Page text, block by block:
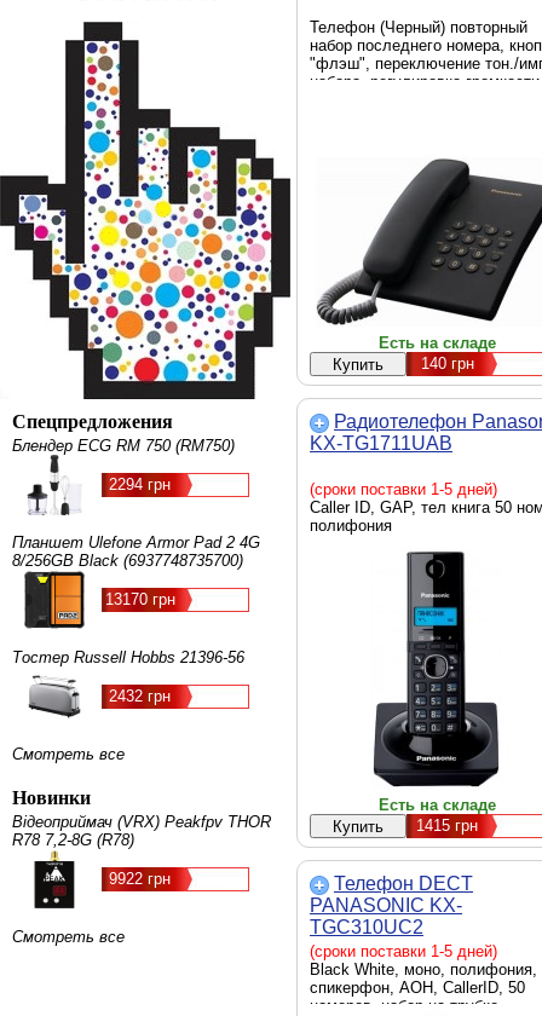
Спецпредложения
Блендер ECG RM 750 (RM750)
2294 грн
Планшет Ulefone Armor Pad 2 4G
8/256GB Black (6937748735700)
13170 грн
Тостер Russell Hobbs 21396-56
2432 грн
Смотреть все
Новинки
Відеоприймач (VRX) Peakfpv THOR
R78 7,2-8G (R78)
9922 грн
Смотреть все
Телефон (Черный) повторный
набор последнего номера,
"флэш", переключение тон./
набора, регулировка громкости
Есть на складе
140грн
Радиотелефон
KX-TG1711UAB
(сроки поставки 1-5 дней)
Caller ID, GAP, тел книга 50
полифония
Есть на складе
1415 грн
Телефон DECT
PANASONIC KX-
TGC310UC2
(сроки поставки 1-5 дней)
Black White, моно, полифония,
спикерфон, АОН, CallerID, 50
номеров, набор на трубке